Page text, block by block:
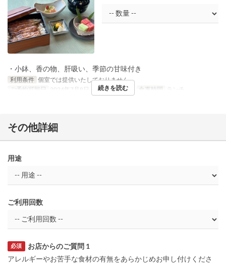
・小鉢、香の物、肝吸い、季節の甘味付き
利用条件 個室では提供いたしておりません。
ご予約可能日
2024年7月8日 ~ 2024年8月5日 食事時間 ランチ
続きを読む
その他詳細
用途
ご利用回数
お店からのご質問 1
必須
アレルギーやお苦手な食材の有無をあらかじめお申し付けくださ